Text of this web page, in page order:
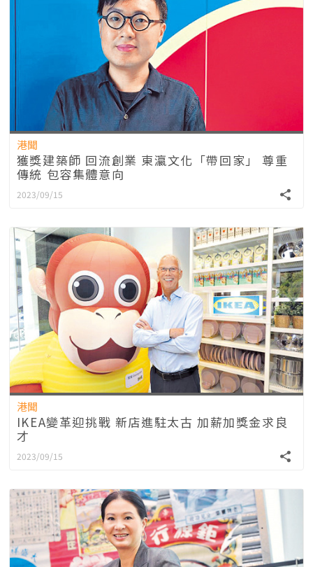
港聞
獲獎建築師 回流創業 東瀛文化「帶回家」 尊重
傳統 包容集體意向
2023/09/15
港聞
IKEA變革迎挑戰 新店進駐太古 加薪加獎金求良
才
2023/09/15